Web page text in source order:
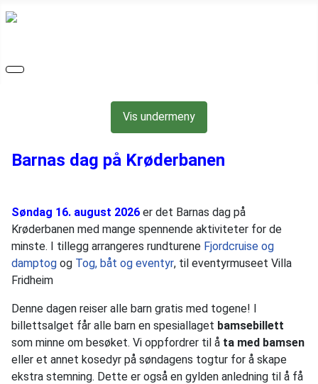
Vis undermeny
Barnas dag på Krøderbanen
Søndag 16. august 2026 er det Barnas dag på
Krøderbanen med mange spennende aktiviteter for de
minste. I tillegg arrangeres rundturene Fjordcruise og
damptog og Tog, båt og eventyr, til eventyrmuseet Villa
Fridheim
Denne dagen reiser alle barn gratis med togene! I
billettsalget får alle barn en spesiallaget bamsebillett
som minne om besøket. Vi oppfordrer til å ta med bamsen
eller et annet kosedyr på søndagens togtur for å skape
ekstra stemning. Dette er også en gylden anledning til å få